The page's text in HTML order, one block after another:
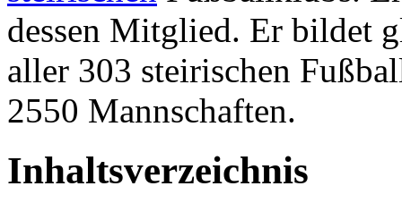
dessen Mitglied. Er bildet
aller 303 steirischen
2550 Mannschaften.
Inhaltsverzeichnis